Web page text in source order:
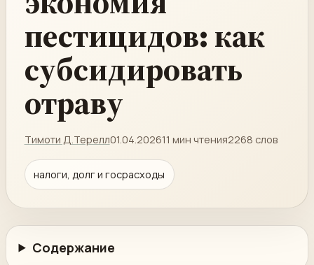
пестицидов: как
субсидировать
отраву
Тимоти Д.Терелл01.04.202611 мин чтения2268 слов
налоги, долг и госрасходы
Содержание